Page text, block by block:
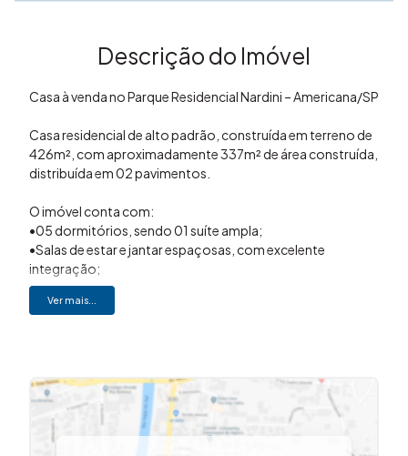
Descrição do Imóvel
Casa à venda no Parque Residencial Nardini – Americana/SP
Casa residencial de alto padrão, construída em terreno de
426m², com aproximadamente 337m² de área construída,
distribuída em 02 pavimentos.
O imóvel conta com:
•05 dormitórios, sendo 01 suíte ampla;
•Salas de estar e jantar espaçosas, com excelente
integração;
•Cozinha ampla com armários planejados e bancadas em
granito;
•04 banheiros no total, sendo um deles com
hidromassagem;
•Área de serviço separada;
•Varandas que ampliam a ventilação e iluminação natural;
Ver mais...